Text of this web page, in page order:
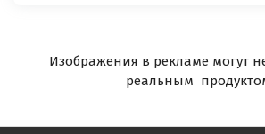
Изображения в рекламе могут
реальным